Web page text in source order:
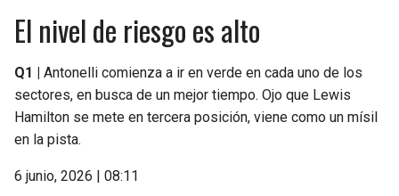
El nivel de riesgo es alto
Q1 |
Antonelli comienza a ir en verde en cada uno de los
sectores, en busca de un mejor tiempo. Ojo que Lewis
Hamilton se mete en tercera posición, viene como un mísil
en la pista.
6 junio, 2026 | 08:11